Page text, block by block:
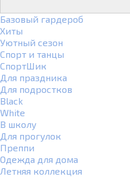
Базовый гардероб
Хиты
Уютный сезон
Спорт и танцы
СпортШик
Для праздника
Для подростков
Black
White
В школу
Для прогулок
Преппи
Одежда для дома
Летняя коллекция